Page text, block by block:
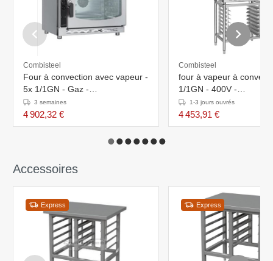
Combisteel
Four à convection avec vapeur -
5x 1/1GN - Gaz -
870x770x(h)700mm
3 semaines
4 902,32 €
Combisteel
four à vapeur à
1/1GN - 400V -
870x730x(h)600mm
1-3 jours ouvrés
4 453,91 €
Accessoires
Express Express